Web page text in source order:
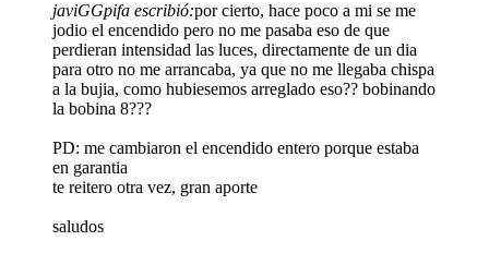
javiGGpifa escribió:por cierto, hace poco a mi se me
jodio el encendido pero no me pasaba eso de que
perdieran intensidad las luces, directamente de un dia
para otro no me arrancaba, ya que no me llegaba chispa
a la bujia, como hubiesemos arreglado eso?? bobinando
la bobina 8???
PD: me cambiaron el encendido entero porque estaba
en garantia
te reitero otra vez, gran aporte
saludos